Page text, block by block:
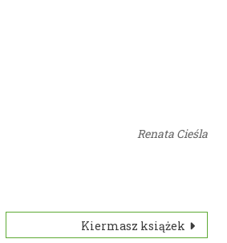
Renata Cieśla
Kiermasz książek